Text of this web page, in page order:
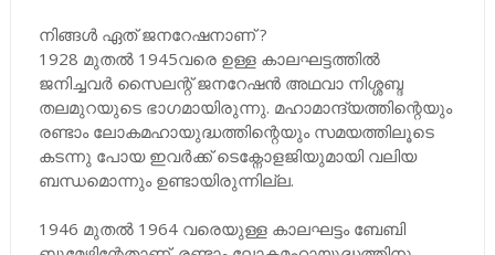
നിങ്ങൾ ഏത് ജനറേഷനാണ് ?
1928 മുതൽ 1945വരെ ഉള്ള കാലഘട്ടത്തിൽ
ജനിച്ചവർ സൈലന്റ് ജനറേഷൻ അഥവാ നിശ്ശബ്ദ
തലമുറയുടെ ഭാഗമായിരുന്നു. മഹാമാന്ദ്യത്തിന്റെയും
രണ്ടാം ലോകമഹായുദ്ധത്തിന്റെയും സമയത്തിലൂടെ
കടന്നു പോയ ഇവർക്ക് ടെക്നോളജിയുമായി വലിയ
ബന്ധമൊന്നും ഉണ്ടായിരുന്നില്ല.
1946 മുതൽ 1964 വരെയുള്ള കാലഘട്ടം ബേബി